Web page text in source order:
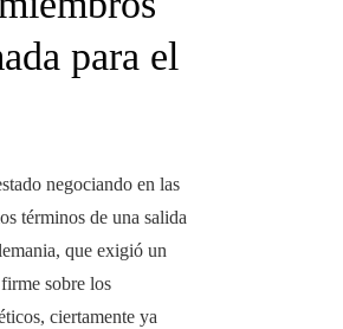
para el
negociando en las
términos de una salida
que exigió un
sobre los
ciertamente ya